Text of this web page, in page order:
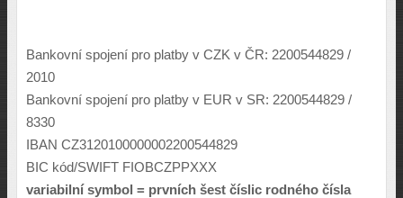
Bankovní spojení pro platby v CZK v ČR: 2200544829 /
2010
Bankovní spojení pro platby v EUR v SR: 2200544829 /
8330
IBAN CZ3120100000002200544829
BIC kód/SWIFT FIOBCZPPXXX
variabilní symbol = prvních šest číslic rodného čísla